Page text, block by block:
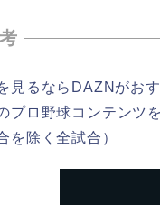
見るならDAZNがおす
プロ野球コンテンツ
を除く全試合）